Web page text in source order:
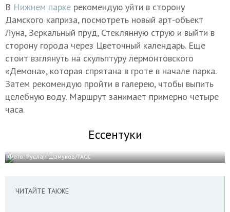
В Нижнем парке рекомендую уйти в сторону
Дамского каприза, посмотреть новый арт-объект
Луна, Зеркальный пруд, Стеклянную струю и выйти в
сторону города через Цветочный календарь. Еще
стоит взглянуть на скульптуру лермонтовского
«Демона», которая спрятана в гроте в начале парка.
Затем рекомендую пройти в галерею, чтобы выпить
целебную воду. Маршрут занимает примерно четыре
часа.
Ессентуки
Фото: Руслан Шамуков/ТАСС
ЧИТАЙТЕ ТАКЖЕ